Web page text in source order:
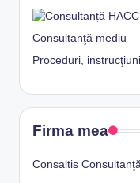
Consultanţă mediu
Proceduri,
Firma mea
Consaltis